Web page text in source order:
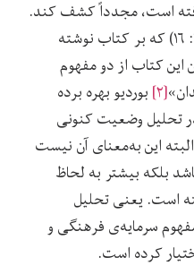
است، مجدداً کشف کند.
کازانووا خود در مقدمه‌‌ای (۱۳۹۳: ۱۶) که بر کتاب نوشته
کتاب از دو مفهوم
[۲]
بوردیو بهره برده
تحلیل وضعیت کنونی
این به‌معنای آن نیست
بلکه بیشتر به لحاظ
است. یعنی تحلیل
سرمایه‌‌ی فرهنگی و
کرده است.